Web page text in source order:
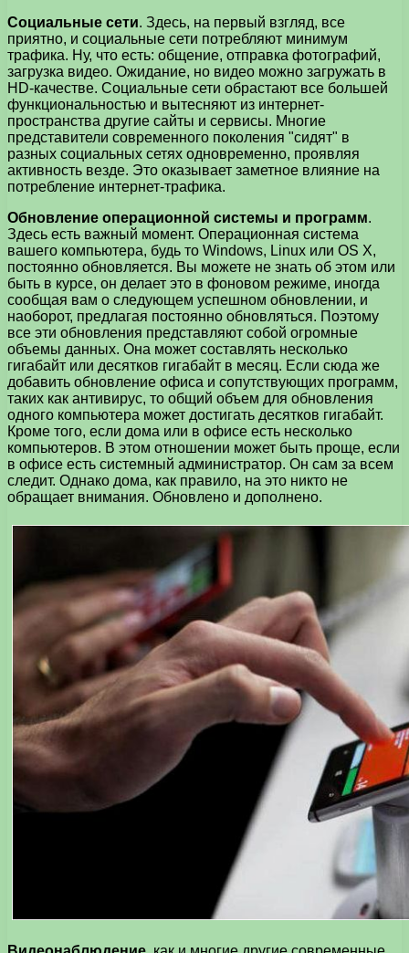
Социальные сети. Здесь, на первый взгляд, все
приятно, и социальные сети потребляют минимум
трафика. Ну, что есть: общение, отправка фотографий,
загрузка видео. Ожидание, но видео можно загружать в
HD-качестве. Социальные сети обрастают все большей
функциональностью и вытесняют из интернет-
пространства другие сайты и сервисы. Многие
представители современного поколения "сидят" в
разных социальных сетях одновременно, проявляя
активность везде. Это оказывает заметное влияние на
потребление интернет-трафика.
Обновление операционной системы и программ.
Здесь есть важный момент. Операционная система
вашего компьютера, будь то Windows, Linux или OS X,
постоянно обновляется. Вы можете не знать об этом или
быть в курсе, он делает это в фоновом режиме, иногда
сообщая вам о следующем успешном обновлении, и
наоборот, предлагая постоянно обновляться. Поэтому
все эти обновления представляют собой огромные
объемы данных. Она может составлять несколько
гигабайт или десятков гигабайт в месяц. Если сюда же
добавить обновление офиса и сопутствующих программ,
таких как антивирус, то общий объем для обновления
одного компьютера может достигать десятков гигабайт.
Кроме того, если дома или в офисе есть несколько
компьютеров. В этом отношении может быть проще, если
в офисе есть системный администратор. Он сам за всем
следит. Однако дома, как правило, на это никто не
обращает внимания. Обновлено и дополнено.